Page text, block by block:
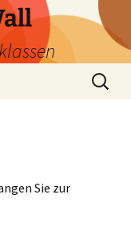
Suchen
nach:
Sie zur